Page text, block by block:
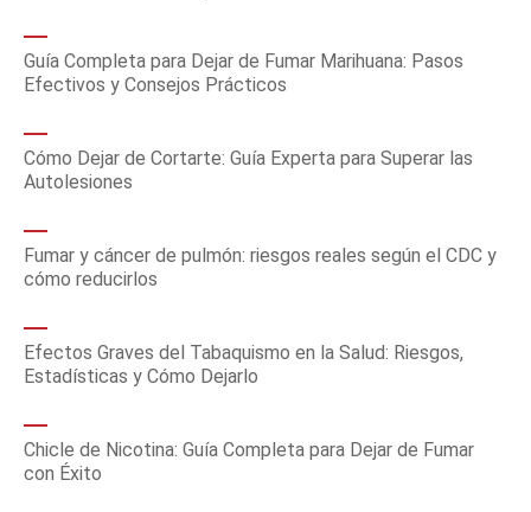
Guía Completa para Dejar de Fumar Marihuana: Pasos
Efectivos y Consejos Prácticos
Cómo Dejar de Cortarte: Guía Experta para Superar las
Autolesiones
Fumar y cáncer de pulmón: riesgos reales según el CDC y
cómo reducirlos
Efectos Graves del Tabaquismo en la Salud: Riesgos,
Estadísticas y Cómo Dejarlo
Chicle de Nicotina: Guía Completa para Dejar de Fumar
con Éxito